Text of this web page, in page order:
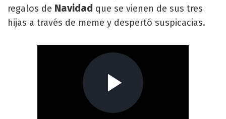
regalos de Navidad que se vienen de sus tres
hijas a través de meme y despertó suspicacias.